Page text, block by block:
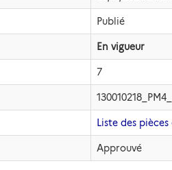
Publié
En vigueur
7
Liste des
Approuvé